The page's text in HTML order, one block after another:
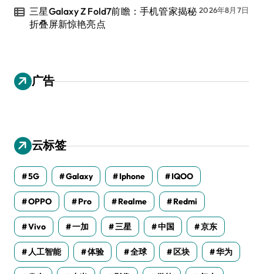
三星Galaxy Z Fold7前瞻：手机管家揭秘
折叠屏新惊艳亮点
2026年8月7日
广告
云标签
5G Galaxy Iphone IQOO
OPPO Pro Realme Redmi
Vivo 一加 三星 中国 京东
人工智能 体验 全球 区块 华为